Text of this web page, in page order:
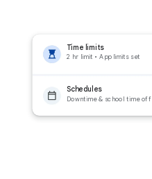
Time limits
2 hr limit • App limits set
Downtime & school time off
Schedules